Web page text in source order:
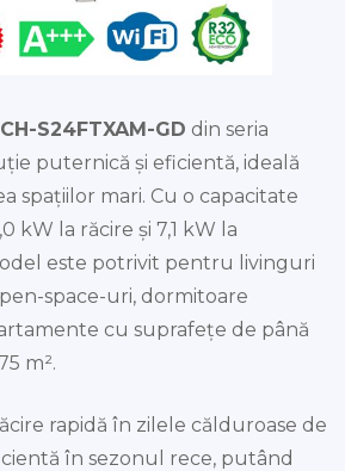
CH-S24FTXAM-GD din seria
puternică și eficientă, ideală
spațiilor mari. Cu o capacitate
kW la răcire și 7,1 kW la
este potrivit pentru livinguri
space-uri, dormitoare
cu suprafețe de până
m².
rapidă în zilele călduroase de
în sezonul rece, putând